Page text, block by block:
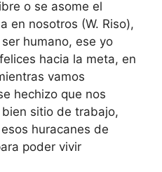
o se asome el
en nosotros (W. Riso),
humano, ese yo
hacia la meta, en
vamos
hechizo que nos
sitio de trabajo,
huracanes de
poder vivir